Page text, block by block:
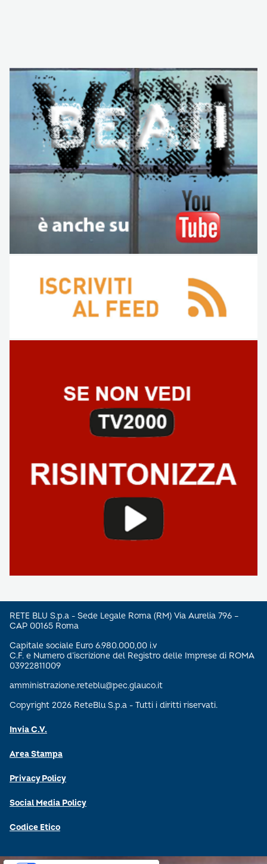
RETE BLU S.p.a - Sede Legale Roma (RM) Via Aurelia 796 –
CAP 00165 Roma
Capitale sociale Euro 6.980.000,00 i.v
C.F. e Numero d’iscrizione del Registro delle Imprese di ROMA
03922811009
amministrazione.reteblu@pec.glauco.it
Copyright 2026 ReteBlu S.p.a - Tutti i diritti riservati.
Invia C.V.
Area Stampa
Privacy Policy
Social Media Policy
Codice Etico